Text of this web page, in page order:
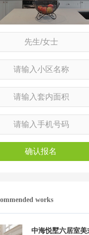
确认报名
works
中海悦墅六居室